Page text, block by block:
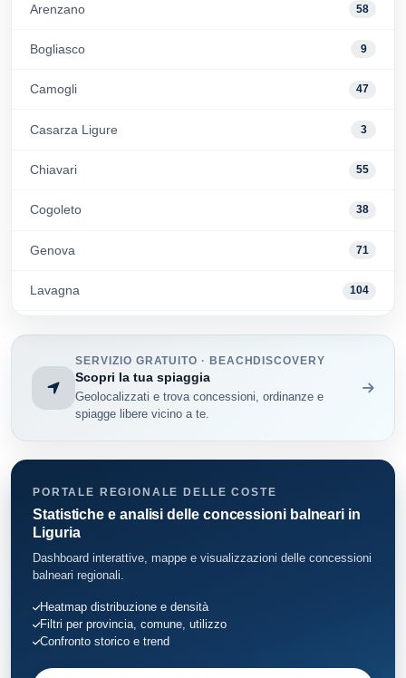
Arenzano 58
Bogliasco 9
Camogli 47
Casarza Ligure 3
Chiavari 55
Cogoleto 38
Genova 71
Lavagna 104
Pieve Ligure
Rapallo
Santa Margherita Ligure
Sestri Levante
Sori
Zoagli
SERVIZIO GRATUITO · BEACHDISCOVERY
Scopri la tua spiaggia
Geolocalizzati e trova concessioni, ordinanze e
spiagge libere vicino a te.
PORTALE REGIONALE DELLE COSTE
Statistiche e analisi delle concessioni balneari in
Liguria
Dashboard interattive, mappe e visualizzazioni delle concessioni
balneari regionali.
Heatmap distribuzione e densità
Filtri per provincia, comune, utilizzo
Confronto storico e trend